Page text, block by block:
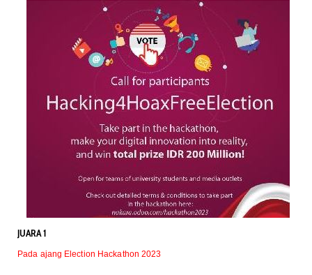
JUARA 1
Pada ajang Election Hackathon 2023